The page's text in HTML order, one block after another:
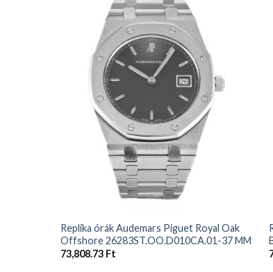
Replika órák Audemars Piguet Royal Oak
Offshore 26283ST.OO.D010CA.01-37 MM
73,808.73 Ft